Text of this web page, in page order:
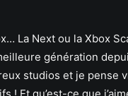
La Next ou la Xbox
génération
studios et je pense